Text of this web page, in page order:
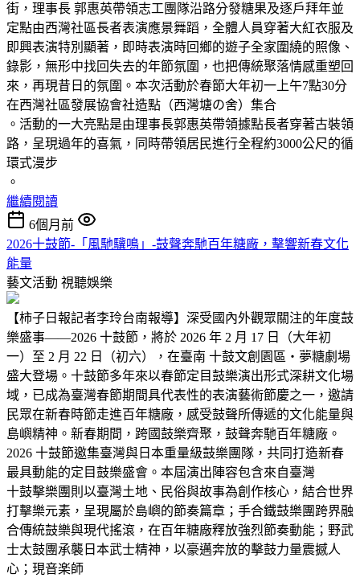
街，理事長 郭惠英帶領志工團隊沿路分發糖果及逐戶拜年並
定點由西灣社區長者表演應景舞蹈，全體人員穿著大紅衣服及
即興表演特別顯著，即時表演時回鄉的遊子全家圍繞的照像、
錄影，無形中找回失去的年節氛圍，也把傳統聚落情感重塑回
來，再現昔日的氛圍。本次活動於春節大年初一上午7點30分
在西灣社區發展協會社造點（西灣塘の舍）集合
。活動的一大亮點是由理事長郭惠英帶領據點長者穿著古裝領
路，呈現過年的喜氣，同時帶領居民進行全程約3000公尺的循
環式漫步
。
繼續閱讀
6個月前
2026十鼓節-「風馳驥鳴」-鼓聲奔馳百年糖廠，擊響新春文化
能量
藝文活動 視聽娛樂
【柿子日報記者李玲台南報導】深受國內外觀眾關注的年度鼓
樂盛事——2026 十鼓節，將於 2026 年 2 月 17 日（大年初
一）至 2 月 22 日（初六），在臺南 十鼓文創園區・夢糖劇場
盛大登場。十鼓節多年來以春節定目鼓樂演出形式深耕文化場
域，已成為臺灣春節期間具代表性的表演藝術節慶之一，邀請
民眾在新春時節走進百年糖廠，感受鼓聲所傳遞的文化能量與
島嶼精神。新春期間，跨國鼓樂齊聚，鼓聲奔馳百年糖廠。
2026 十鼓節邀集臺灣與日本重量級鼓樂團隊，共同打造新春
最具動能的定目鼓樂盛會。本屆演出陣容包含來自臺灣
十鼓擊樂團則以臺灣土地、民俗與故事為創作核心，結合世界
打擊樂元素，呈現屬於島嶼的節奏篇章；手合鐵鼓樂團跨界融
合傳統鼓樂與現代搖滾，在百年糖廠釋放強烈節奏動能；野武
士太鼓團承襲日本武士精神，以豪邁奔放的擊鼓力量震撼人
心；現音楽師